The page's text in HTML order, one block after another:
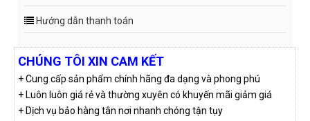
Hướng dẫn thanh toán
CHÚNG TÔI XIN CAM KẾT
+ Cung cấp sản phẩm chính hãng đa dạng và phong phú
+ Luôn luôn giá rẻ và thường xuyên có khuyến mãi giảm giá
+ Dịch vụ bảo hàng tân nơi nhanh chóng tận tụy